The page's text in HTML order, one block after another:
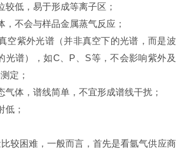
较低，易于形成等离子区；
，不会与样品金属蒸气反应；
空紫外光谱（并非真空下的光谱，而是波
光谱），如C、P、S等，不会影响紫外及
定；
气体，谱线简单，不宜形成谱线干扰；
低；
较困难，一般而言，首先是看氩气供应商